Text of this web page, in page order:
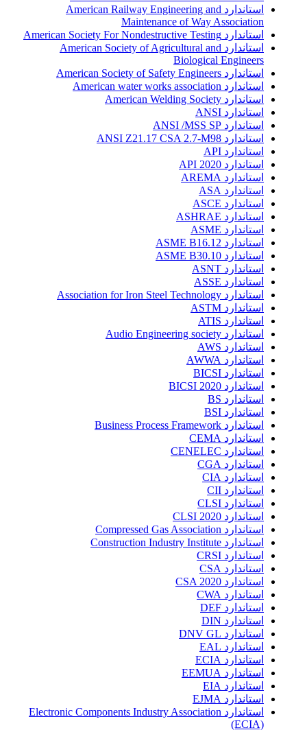
استاندارد American Railway Engineering and
Maintenance of Way Association
استاندارد American Society For Nondestructive Testing
استاندارد American Society of Agricultural and
Biological Engineers
استاندارد American Society of Safety Engineers
استاندارد American water works association
استاندارد American Welding Society
استاندارد ANSI
استاندارد ANSI /MSS SP
استاندارد ANSI Z21.17 CSA 2.7-M98
استاندارد API
استاندارد API 2020
استاندارد AREMA
استاندارد ASA
استاندارد ASCE
استاندارد ASHRAE
استاندارد ASME
استاندارد ASME B16.12
استاندارد ASME B30.10
استاندارد ASNT
استاندارد ASSE
استاندارد Association for Iron Steel Technology
استاندارد ASTM
استاندارد ATIS
استاندارد Audio Engineering society
استاندارد AWS
استاندارد AWWA
استاندارد BICSI
استاندارد BICSI 2020
استاندارد BS
استاندارد BSI
استاندارد Business Process Framework
استاندارد CEMA
استاندارد CENELEC
استاندارد CGA
استاندارد CIA
استاندارد CII
استاندارد CLSI
استاندارد CLSI 2020
استاندارد Compressed Gas Association
استاندارد Construction Industry Institute
استاندارد CRSI
استاندارد CSA
استاندارد CSA 2020
استاندارد CWA
استاندارد DEF
استاندارد DIN
استاندارد DNV GL
استاندارد EAL
استاندارد ECIA
استاندارد EEMUA
استاندارد EIA
استاندارد EJMA
استاندارد Electronic Components Industry Association
(ECIA)